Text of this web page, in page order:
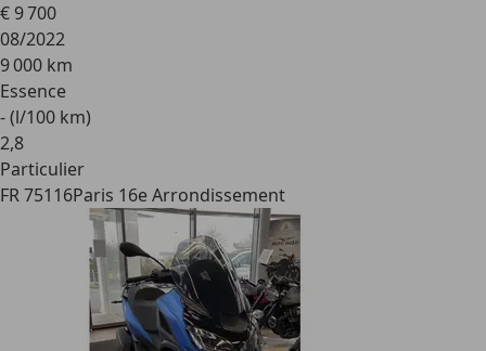
€ 9 700
08/2022
9 000 km
Essence
- (l/100 km)
2,8
Particulier
FR 75116Paris 16e Arrondissement